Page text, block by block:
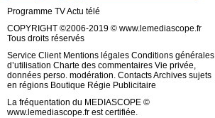
Programme TV Actu télé
COPYRIGHT ©2006-2019 © www.lemediascope.fr
Tous droits réservés
Service Client Mentions légales Conditions générales
d’utilisation Charte des commentaires Vie privée,
données perso. modération. Contacts Archives sujets
en régions Boutique Régie Publicitaire
La fréquentation du MEDIASCOPE ©
www.lemediascope.fr est certifiée.